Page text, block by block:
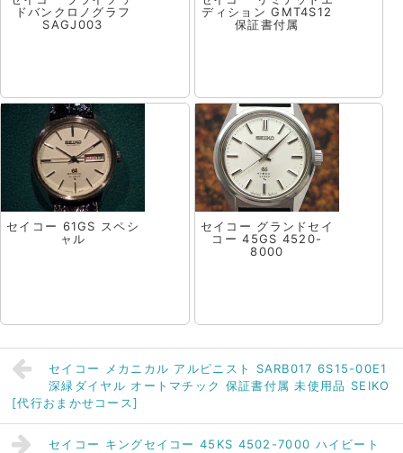
ドバンクロノグラフ
SAGJ003
ディション GMT4S12
保証書付属
セイコー 61GS スペシ
ャル
セイコー グランドセイ
コー 45GS 4520-
8000
セイコー メカニカル アルピニスト SARB017 6S15-00E1
深緑ダイヤル オートマチック 保証書付属 未使用品 SEIKO
[代行おまかせコース]
セイコー キングセイコー 45KS 4502-7000 ハイビート